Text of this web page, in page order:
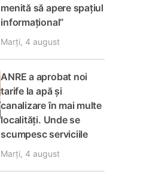
menită să apere spațiul
informațional”
Marți, 4 august
ANRE a aprobat noi
tarife la apă și
canalizare în mai multe
localități. Unde se
scumpesc serviciile
Marți, 4 august